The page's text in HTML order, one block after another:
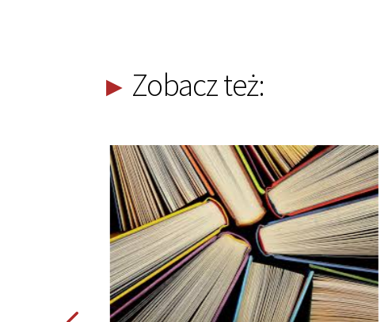
Zobacz też: